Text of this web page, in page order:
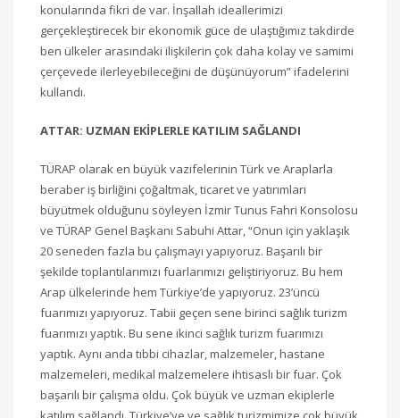
konularında fikri de var. İnşallah ideallerimizi
gerçekleştirecek bir ekonomik güce de ulaştığımız takdirde
ben ülkeler arasındaki ilişkilerin çok daha kolay ve samimi
çerçevede ilerleyebileceğini de düşünüyorum” ifadelerini
kullandı.
ATTAR: UZMAN EKİPLERLE KATILIM SAĞLANDI
TÜRAP olarak en büyük vazifelerinin Türk ve Araplarla
beraber iş birliğini çoğaltmak, ticaret ve yatırımları
büyütmek olduğunu söyleyen İzmir Tunus Fahri Konsolosu
ve TÜRAP Genel Başkanı Sabuhi Attar, “Onun için yaklaşık
20 seneden fazla bu çalışmayı yapıyoruz. Başarılı bir
şekilde toplantılarımızı fuarlarımızı geliştiriyoruz. Bu hem
Arap ülkelerinde hem Türkiye’de yapıyoruz. 23’üncü
fuarımızı yapıyoruz. Tabii geçen sene birinci sağlık turizm
fuarımızı yaptık. Bu sene ikinci sağlık turizm fuarımızı
yaptık. Aynı anda tıbbi cihazlar, malzemeler, hastane
malzemeleri, medikal malzemelere ihtisaslı bir fuar. Çok
başarılı bir çalışma oldu. Çok büyük ve uzman ekiplerle